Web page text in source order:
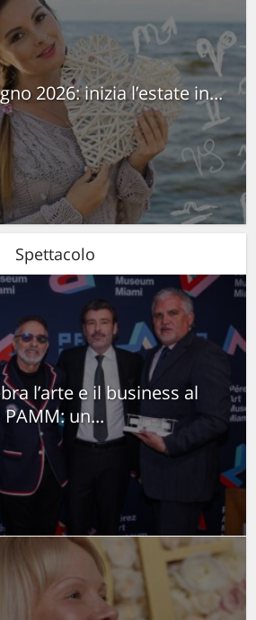
2026: inizia l’estate in...
Spettacolo
l’arte e il business al
PAMM: un...